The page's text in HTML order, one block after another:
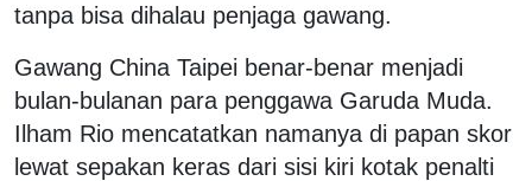
tanpa bisa dihalau penjaga gawang.
Gawang China Taipei benar-benar menjadi
bulan-bulanan para penggawa Garuda Muda.
Ilham Rio mencatatkan namanya di papan skor
lewat sepakan keras dari sisi kiri kotak penalti